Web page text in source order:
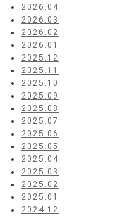
2026.04
2026.03
2026.02
2026.01
2025.12
2025.11
2025.10
2025.09
2025.08
2025.07
2025.06
2025.05
2025.04
2025.03
2025.02
2025.01
2024.12